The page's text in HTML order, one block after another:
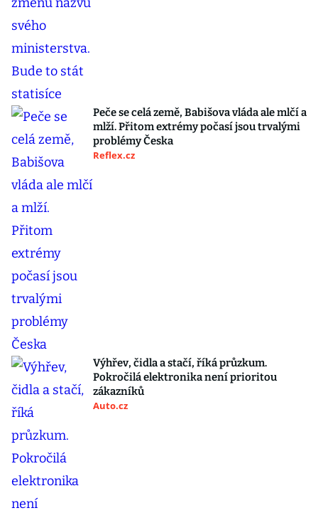
Peče se celá země, Babišova vláda ale mlčí a
mlží. Přitom extrémy počasí jsou trvalými
problémy Česka
Reflex.cz
Výhřev, čidla a stačí, říká průzkum.
Pokročilá elektronika není prioritou
zákazníků
Auto.cz